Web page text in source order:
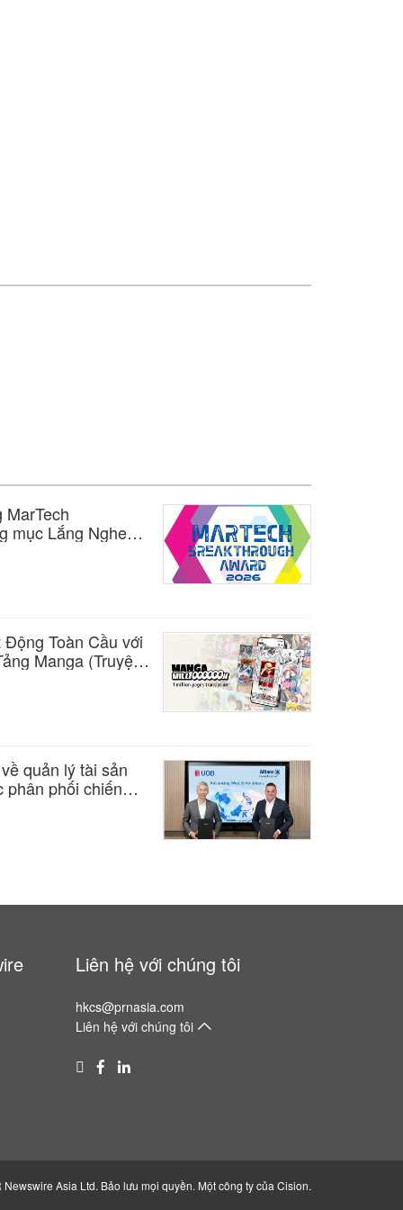
mục Lắng Nghe
Toàn Cầu với
Manga (Truyện
quản lý tài sản
phân phối chiến
Liên hệ với chúng tôi
hkcs@prnasia.com
Liên hệ với chúng tôi
Asia Ltd. Bảo lưu mọi quyền. Một công ty của Cision.